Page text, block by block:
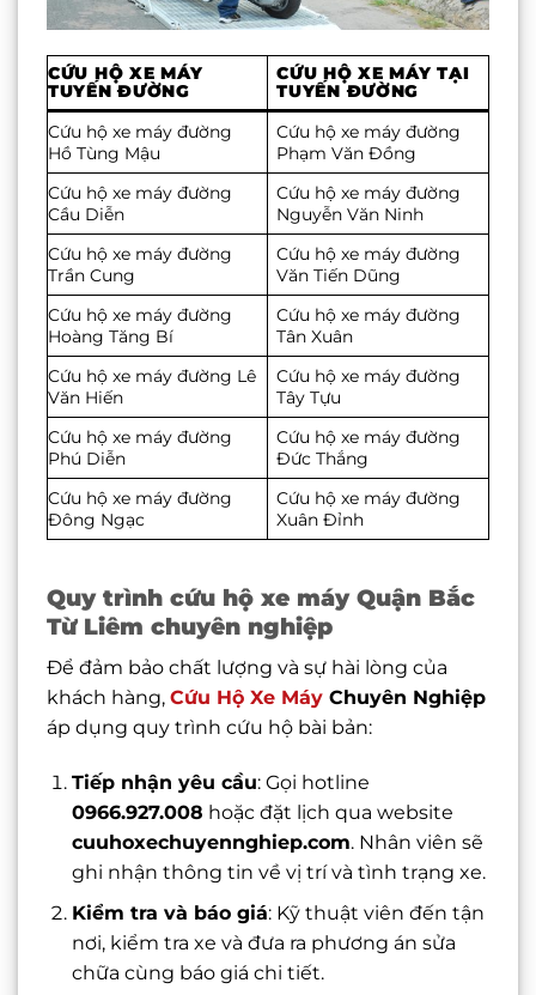
CỨU HỘ XE MÁY
TUYẾN ĐƯỜNG
CỨU HỘ XE MÁY TẠI
TUYẾN ĐƯỜNG
Cứu hộ xe máy đường
Hồ Tùng Mậu
Cứu hộ xe máy đường
Phạm Văn Đồng
Cứu hộ xe máy đường
Cầu Diễn
Cứu hộ xe máy đường
Nguyễn Văn Ninh
Cứu hộ xe máy đường
Trần Cung
Cứu hộ xe máy đường
Văn Tiến Dũng
Cứu hộ xe máy đường
Hoàng Tăng Bí
Cứu hộ xe máy đường
Tân Xuân
Cứu hộ xe máy đường Lê
Văn Hiến
Cứu hộ xe máy đường
Tây Tựu
Cứu hộ xe máy đường
Phú Diễn
Cứu hộ xe máy đường
Đức Thắng
Cứu hộ xe máy đường
Đông Ngạc
Cứu hộ xe máy đường
Xuân Đỉnh
Quy trình cứu hộ xe máy Quận Bắc
Từ Liêm chuyên nghiệp
Để đảm bảo chất lượng và sự hài lòng của
khách hàng, Cứu Hộ Xe Máy Chuyên Nghiệp
áp dụng quy trình cứu hộ bài bản:
Tiếp nhận yêu cầu: Gọi hotline
0966.927.008 hoặc đặt lịch qua website
cuuhoxechuyennghiep.com. Nhân viên sẽ
ghi nhận thông tin về vị trí và tình trạng xe.
Kiểm tra và báo giá: Kỹ thuật viên đến tận
nơi, kiểm tra xe và đưa ra phương án sửa
chữa cùng báo giá chi tiết.